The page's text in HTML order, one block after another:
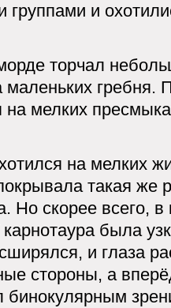
и
торчал
малень­ких гребня.
на мел­ких
на мелких
такая же
Но скорее всего, в
была
и глаза
стороны, а
бинокулярным